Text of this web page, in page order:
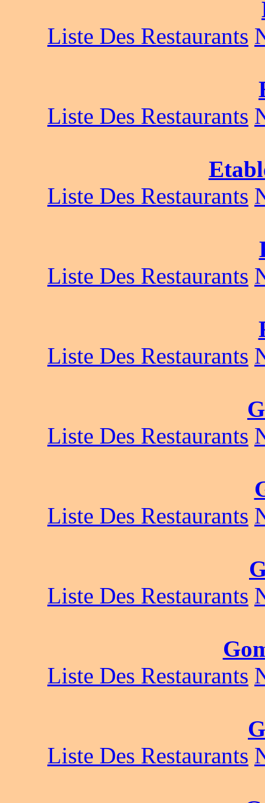
Liste Des Restaurants
Liste Des Restaurants
Liste Des Restaurants
Liste Des Restaurants
Liste Des Restaurants
Liste Des Restaurants
Liste Des Restaurants
Liste Des Restaurants
Liste Des Restaurants
Liste Des Restaurants